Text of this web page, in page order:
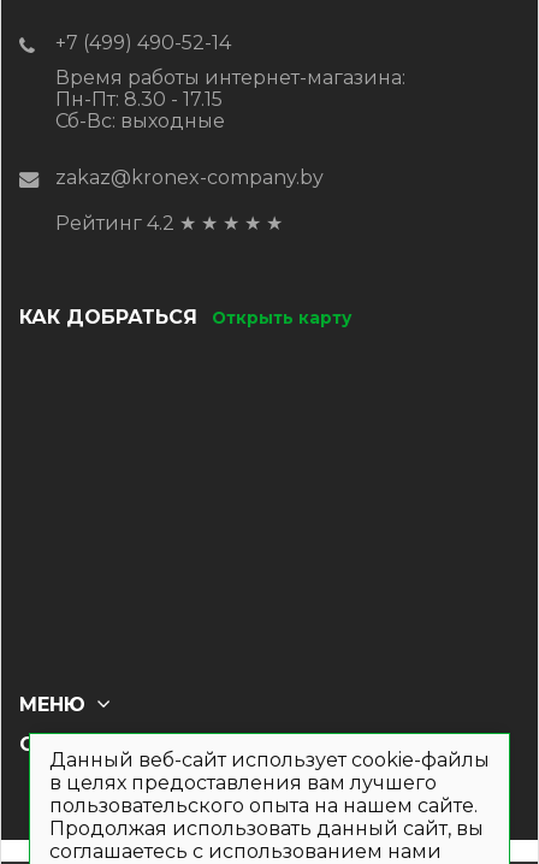
+7 (499) 490-52-14
Время работы интернет-магазина:
Пн-Пт: 8.30 - 17.15
Сб-Вс: выходные
zakaz@kronex-company.by
Рейтинг 4.2 ★ ★ ★ ★ ★
КАК ДОБРАТЬСЯ Открыть карту
СОЦ СЕТИ
МЕНЮ
Данный веб-сайт использует cookie-файлы
в целях предоставления вам лучшего
пользовательского опыта на нашем сайте.
Продолжая использовать данный сайт, вы
соглашаетесь с использованием нами